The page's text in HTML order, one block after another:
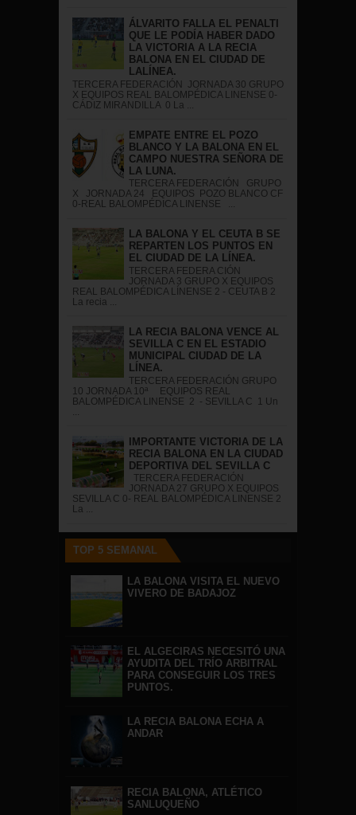
ÁLVARITO FALLA EL PENALTI
QUE LE PODÍA HABER DADO
LA VICTORIA A LA RECIA
BALONA EN EL CIUDAD DE
LALÍNEA.
TERCERA FEDERACIÓN JORNADA 30 GRUPO
X EQUIPOS REAL BALOMPÉDICA LINENSE 0-
CÁDIZ MIRANDILLA 0 La ...
EMPATE ENTRE EL POZO
BLANCO Y LA BALONA EN EL
CAMPO NUESTRA SEÑORA DE
LA LUNA.
TERCERA FEDERACIÓN GRUPO
X JORNADA 24 EQUIPOS POZO BLANCO CF
0-REAL BALOMPÉDICA LINENSE ...
LA BALONA Y EL CEUTA B SE
REPARTEN LOS PUNTOS EN
EL CIUDAD DE LA LÍNEA.
TERCERA FEDERA CIÓN
JORNADA 3 GRUPO X EQUIPOS
REAL BALOMPÉDICA LÍNENSE 2 - CEUTA B 2
La recia ...
LA RECIA BALONA VENCE AL
SEVILLA C EN EL ESTADIO
MUNICIPAL CIUDAD DE LA
LÍNEA.
TERCERA FEDERACIÓN GRUPO
10 JORNADA 10ª EQUIPOS REAL
BALOMPÉDICA LINENSE 2 - SEVILLA C 1 Un
IMPORTANTE VICTORIA DE LA
RECIA BALONA EN LA CIUDAD
DEPORTIVA DEL SEVILLA C
TERCERA FEDERACIÓN
JORNADA 27 GRUPO X EQUIPOS
SEVILLA C 0- REAL BALOMPÉDICA LINENSE 2
La ...
TOP 5 SEMANAL
LA BALONA VISITA EL NUEVO
VIVERO DE BADAJOZ
EL ALGECIRAS NECESITÓ UNA
AYUDITA DEL TRÍO ARBITRAL
PARA CONSEGUIR LOS TRES
PUNTOS.
LA RECIA BALONA ECHA A
ANDAR
RECIA BALONA, ATLÉTICO
SANLUQUEÑO